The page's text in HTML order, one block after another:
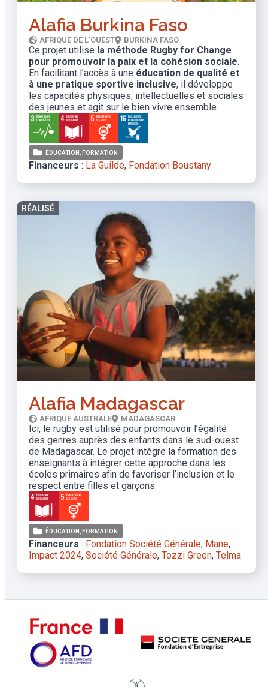
Alafia Burkina Faso
AFRIQUE DE L'OUEST BURKINA FASO
Ce projet utilise la méthode Rugby for Change
pour promouvoir la paix et la cohésion sociale.
En facilitant l’accès à une éducation de qualité et
à une pratique sportive inclusive, il développe
les capacités physiques, intellectuelles et sociales
des jeunes et agit sur le bien vivre ensemble.
ÉDUCATION FORMATION
Financeurs : La Guilde, Fondation Boustany
RÉALISÉ
Alafia Madagascar
AFRIQUE AUSTRALE MADAGASCAR
Ici, le rugby est utilisé pour promouvoir l’égalité
des genres auprès des enfants dans le sud-ouest
de Madagascar. Le projet intègre la formation des
enseignants à intégrer cette approche dans les
écoles primaires afin de favoriser l’inclusion et le
respect entre filles et garçons.
ÉDUCATION FORMATION
Financeurs : Fondation Société Générale, Mane,
Impact 2024, Société Générale, Tozzi Green, Telma
Projets
Rechercher quand je déplace la carte